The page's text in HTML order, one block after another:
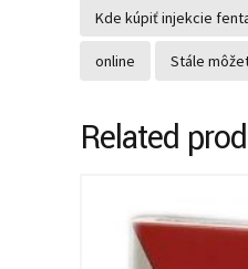
Kde kúpiť injekcie
online Stále
Related